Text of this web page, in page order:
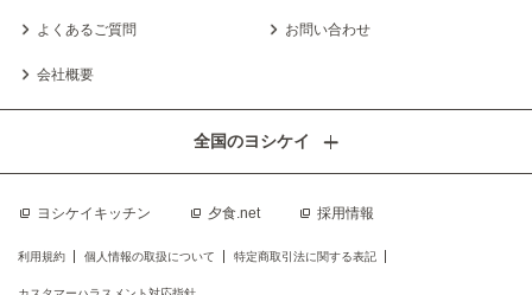
よくあるご質問 お問い合わせ
会社概要
ヨシケイキッチン 夕食.net 採用情報
全国のヨシケイ
利用規約 個人情報の取扱について 特定商取引法に関する表記